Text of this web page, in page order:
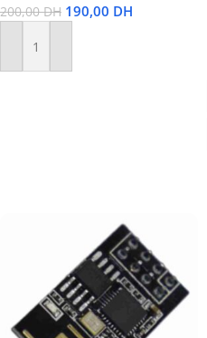
200,00DH 190,00 DH
Ajouter Au Panier